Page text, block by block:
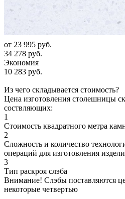
от 23 995 руб.
34 278 руб.
Экономия
10 283 руб.
Из чего складывается стоимость?
Цена изготовления столешницы
соствляющих:
1
Стоимость квадратного метра
2
Сложность и количество
операций для изготовления
3
Тип раскроя слэба
Внимание! Слэбы поставляются
некоторые четвертью